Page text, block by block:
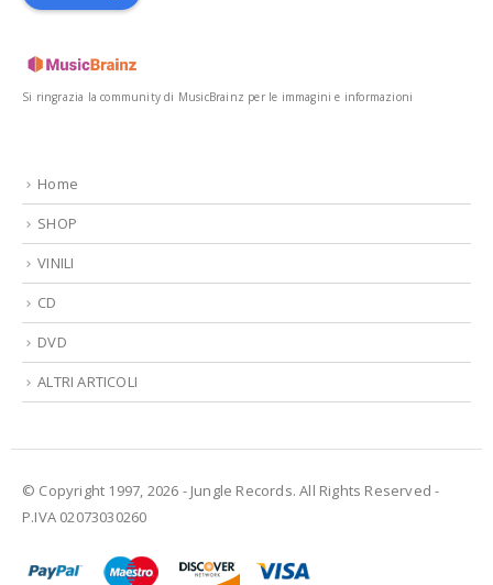
Si ringrazia la community di MusicBrainz per le immagini e informazioni
Home
SHOP
VINILI
CD
DVD
ALTRI ARTICOLI
© Copyright 1997, 2026 - Jungle Records. All Rights Reserved -
P.IVA 02073030260